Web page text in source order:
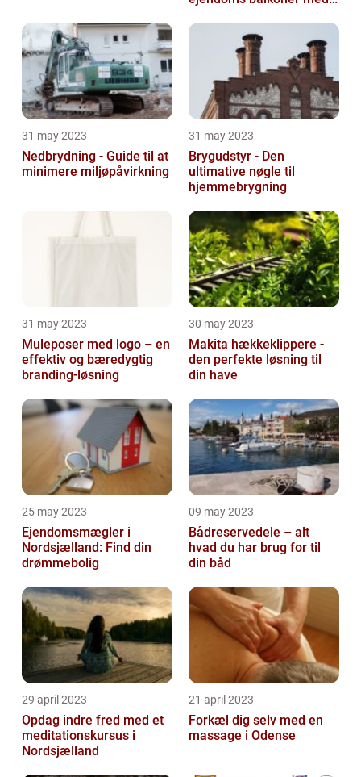
31 may 2023
Nedbrydning - Guide til at
minimere miljøpåvirkning
31 may 2023
Brygudstyr - Den
ultimative nøgle til
hjemmebrygning
31 may 2023
Muleposer med logo – en
effektiv og bæredygtig
branding-løsning
30 may 2023
Makita hækkeklippere -
den perfekte løsning til
din have
25 may 2023
Ejendomsmægler i
Nordsjælland: Find din
drømmebolig
09 may 2023
Bådreservedele – alt
hvad du har brug for til
din båd
29 april 2023
Opdag indre fred med et
meditationskursus i
Nordsjælland
21 april 2023
Forkæl dig selv med en
massage i Odense